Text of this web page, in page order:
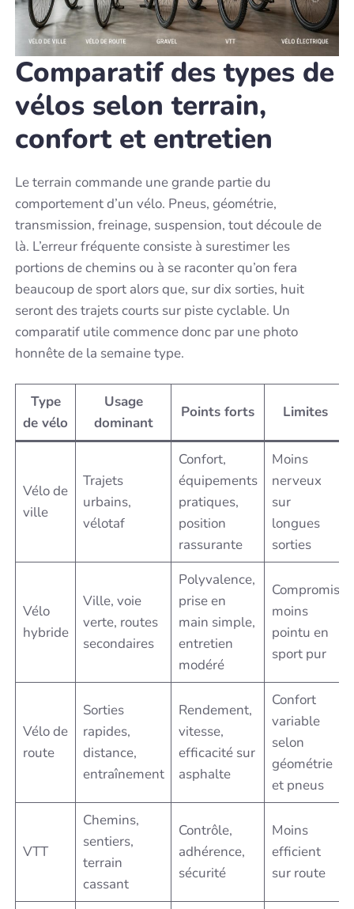
Comparatif des types de
vélos selon terrain,
confort et entretien
Le terrain commande une grande partie du
comportement d’un vélo. Pneus, géométrie,
transmission, freinage, suspension, tout découle de
là. L’erreur fréquente consiste à surestimer les
portions de chemins ou à se raconter qu’on fera
beaucoup de sport alors que, sur dix sorties, huit
seront des trajets courts sur piste cyclable. Un
comparatif utile commence donc par une photo
honnête de la semaine type.
Type
de vélo
Usage
dominant
Points forts Limites
Vélo de
ville
Trajets
urbains,
vélotaf
Confort,
équipements
pratiques,
position
rassurante
Moins
nerveux
sur
longues
sorties
Vélo
hybride
Ville, voie
verte, routes
secondaires
Polyvalence,
prise en
main simple,
entretien
modéré
Compromis
moins
pointu en
sport pur
Vélo de
route
Sorties
rapides,
distance,
entraînement
Rendement,
vitesse,
efficacité sur
asphalte
Confort
variable
selon
géométrie
et pneus
VTT
Chemins,
sentiers,
terrain
cassant
Contrôle,
adhérence,
sécurité
Moins
efficient
sur route